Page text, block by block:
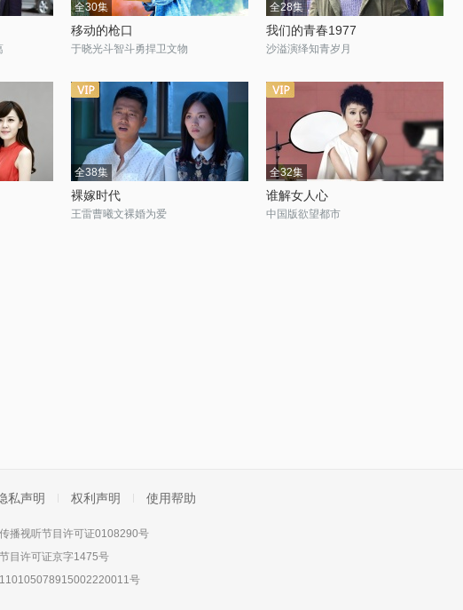
全30集
移动的枪口
于晓光斗智斗勇捍卫文物
全28集
我们的青春1977
沙溢演绎知青岁月
全38集
裸嫁时代
王雷曹曦文裸婚为爱
全32集
谁解女人心
中国版欲望都市
私声明 权利声明 使用帮助
播视听节目许可证0108290号
目许可证京字1475号
号